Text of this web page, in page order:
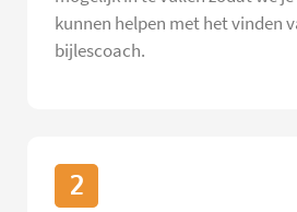
kunnen helpen met het vinden
bijlescoach.
2